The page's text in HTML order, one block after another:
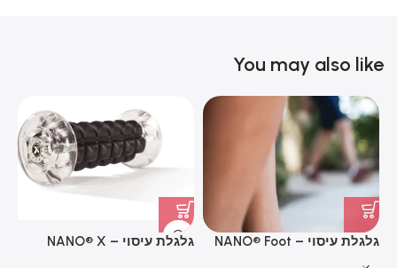
You may also like
גלגלת עיסוי – NANO® Foot
גלגלת עיסוי – NANO® X